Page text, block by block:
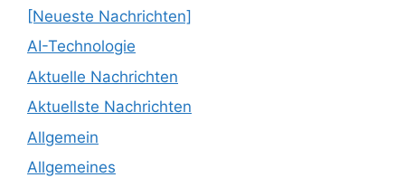
[Neueste Nachrichten]
AI-Technologie
Aktuelle Nachrichten
Aktuellste Nachrichten
Allgemein
Allgemeines